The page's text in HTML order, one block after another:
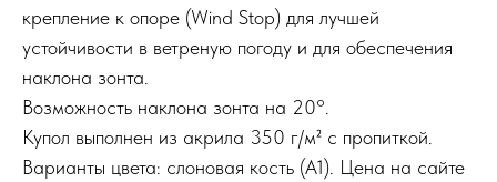
крепление к опоре (Wind Stop) для лучшей
устойчивости в ветреную погоду и для обеспечения
наклона зонта.
Возможность наклона зонта на 20°.
Купол выполнен из акрила 350 г/м² с пропиткой.
Варианты цвета: слоновая кость (A1). Цена на сайте